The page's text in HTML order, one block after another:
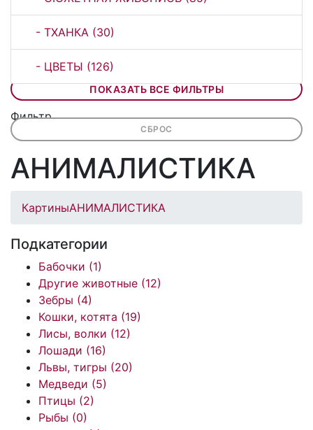
- ТХАНКА (30)
- ЦВЕТЫ (126)
ПОКАЗАТЬ ВСЕ ФИЛЬТРЫ
Фильтр
СБРОС
АНИМАЛИСТИКА
КартиныАНИМАЛИСТИКА
Подкатегории
Бабочки (1)
Другие животные (12)
Зебры (4)
Кошки, котята (19)
Лисы, волки (12)
Лошади (16)
Львы, тигры (20)
Медведи (5)
Птицы (2)
Рыбы (0)